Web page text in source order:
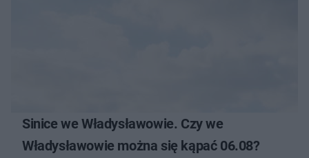
Sinice we Władysławowie. Czy we
Władysławowie można się kąpać 06.08?